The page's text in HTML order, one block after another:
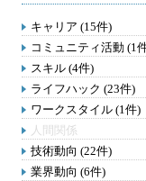
キャリア (15件)
コミュニティ活動 (1
スキル (4件)
ライフハック (23件)
ワークスタイル (1件)
人間関係
技術動向 (22件)
業界動向 (6件)